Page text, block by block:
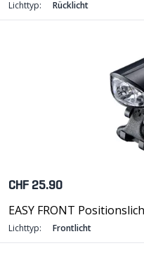
Lichttyp: Rücklicht
CHF 25.90
EASY FRONT
Lichttyp: Frontlicht